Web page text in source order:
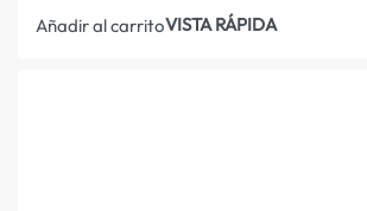
Añadir al carritoVISTA RÁPIDA